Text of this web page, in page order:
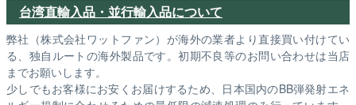
台湾直輸入品・並行輸入品について
弊社（株式会社ワットファン）が海外の業者より直接買い付けてい
る、独自ルートの海外製品です。初期不良等のお問い合わせは当店
までお願いします。
少しでもお客様にお安くお届けするため、日本国内のBB弾発射エネ